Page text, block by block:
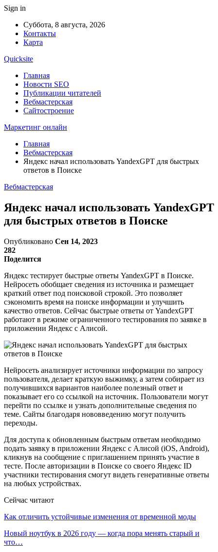
Sign in
Суббота, 8 августа, 2026
Контакты
Карта
Quicksite
Главная
Новости SEO
Публикации читателей
Вебмастерская
Сайтостроение
Маркетинг онлайн
Главная
Вебмастерская
Яндекс начал использовать YandexGPT для быстрых
ответов в Поиске
Вебмастерская
Яндекс начал использовать YandexGPT
для быстрых ответов в Поиске
Опубликовано Сен 14, 2023
282
Поделится
Яндекс тестирует быстрые ответы YandexGPT в Поиске.
Нейросеть обобщает сведения из источника и размещает
краткий ответ под поисковой строкой. Это позволяет
сэкономить время на поиске информации и улучшить
качество ответов. Сейчас быстрые ответы от YandexGPT
работают в режиме ограниченного тестирования по заявке в
приложении Яндекс с Алисой.
Нейросеть анализирует источники информации по запросу
пользователя, делает краткую выжимку, а затем собирает из
получившихся вариантов наиболее полезный ответ и
показывает его со ссылкой на источник. Пользователи могут
перейти по ссылке и узнать дополнительные сведения по
теме. Сайты благодаря нововведению могут получить
переходы.
Для доступа к обновленным быстрым ответам необходимо
подать заявку в приложении Яндекс с Алисой (iOS, Android),
кликнув на сообщение с приглашением принять участие в
тесте. После авторизации в Поиске со своего Яндекс ID
участники тестирования смогут видеть генеративные ответы
на любых устройствах.
Сейчас читают
Как отличить устойчивые изменения от временной моды
Новый ноутбук в 2026 году — когда пора менять старый и
что…